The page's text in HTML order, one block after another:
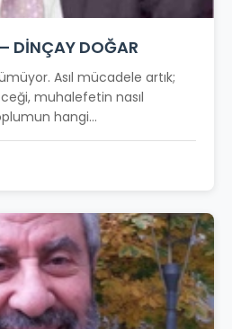
DİNÇAY DOĞAR
Asıl mücadele artık;
muhalefetin nasıl
hangi...